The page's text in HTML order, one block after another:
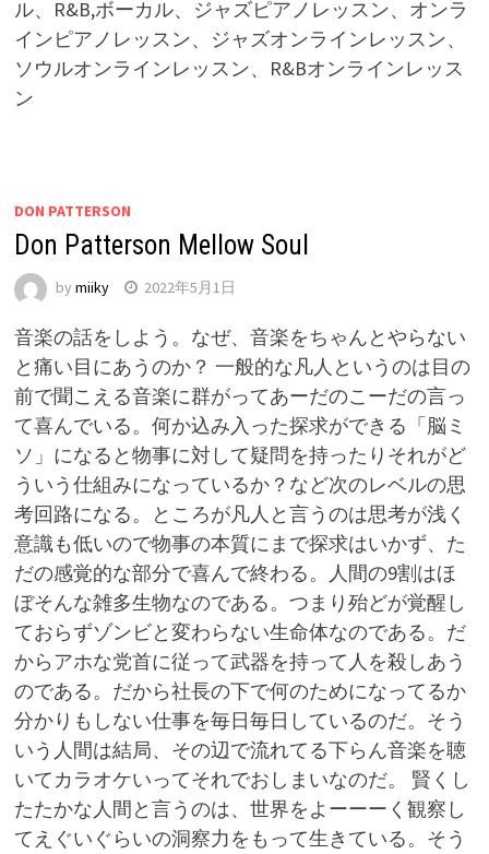
ル、R&B,ボーカル、ジャズピアノレッスン、オンラ
インピアノレッスン、ジャズオンラインレッスン、
ソウルオンラインレッスン、R&Bオンラインレッス
ン
DON PATTERSON
Don Patterson Mellow Soul
by miiky 2022年5月1日
音楽の話をしよう。なぜ、音楽をちゃんとやらない
と痛い目にあうのか？ 一般的な凡人というのは目の
前で聞こえる音楽に群がってあーだのこーだの言っ
て喜んでいる。何か込み入った探求ができる「脳ミ
ソ」になると物事に対して疑問を持ったりそれがど
ういう仕組みになっているか？など次のレベルの思
考回路になる。ところが凡人と言うのは思考が浅く
意識も低いので物事の本質にまで探求はいかず、た
だの感覚的な部分で喜んで終わる。人間の9割はほ
ぼそんな雑多生物なのである。つまり殆どが覚醒し
ておらずゾンビと変わらない生命体なのである。だ
からアホな党首に従って武器を持って人を殺しあう
のである。だから社長の下で何のためになってるか
分かりもしない仕事を毎日毎日しているのだ。そう
いう人間は結局、その辺で流れてる下らん音楽を聴
いてカラオケいってそれでおしまいなのだ。 賢くし
たたかな人間と言うのは、世界をよーーーく観察し
てえぐいぐらいの洞察力をもって生きている。そう